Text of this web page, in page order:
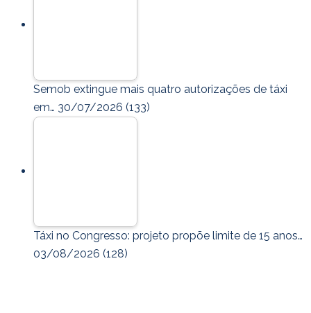
Semob extingue mais quatro autorizações de táxi
em… 30/07/2026 (133)
Táxi no Congresso: projeto propõe limite de 15 anos…
03/08/2026 (128)